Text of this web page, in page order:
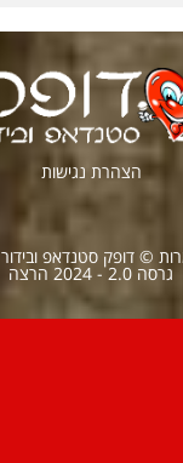
הצהרת נגישות
© דופק סטנדאפ ובידור 2014-2024.
גרסה 2.0 - 2024 הרצה